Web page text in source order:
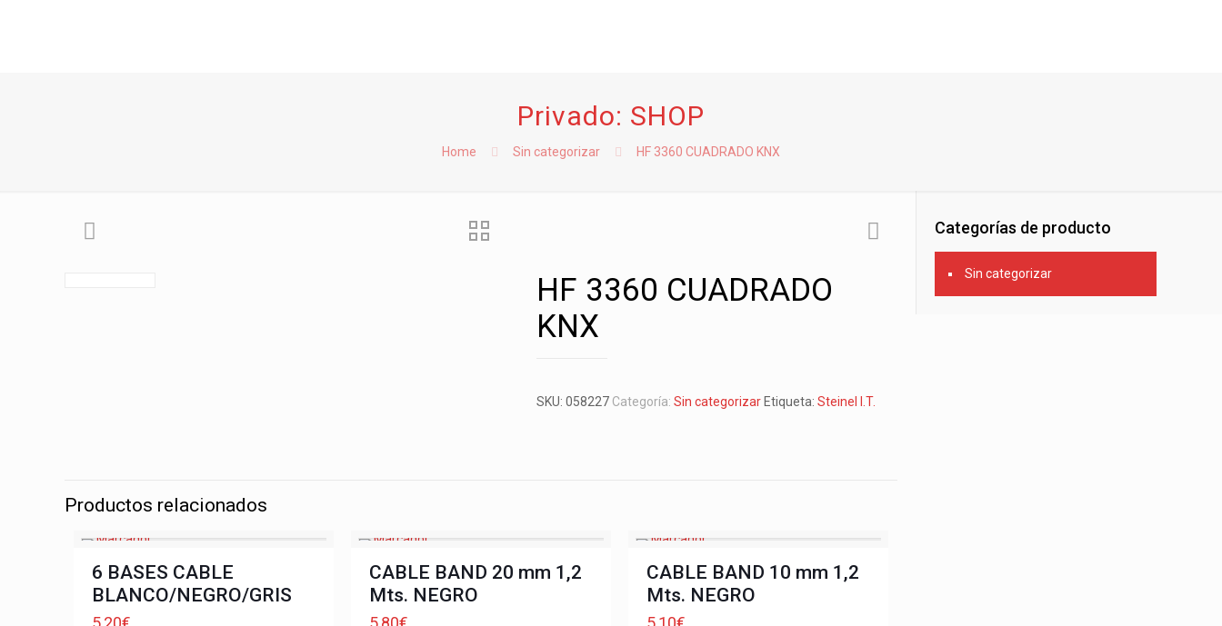
Privado: SHOP
Home Sin categorizar HF 3360 CUADRADO KNX
HF 3360 CUADRADO
KNX
SKU:058227 Categoría:Sin categorizar Etiqueta:Steinel I.T.
Productos relacionados
6 BASES CABLE
BLANCO/NEGRO/GRIS
CABLE BAND 20 mm 1,2
Mts. NEGRO
CABLE BAND 10 mm 1,2
Mts. NEGRO
Categorías de producto
Sin categorizar